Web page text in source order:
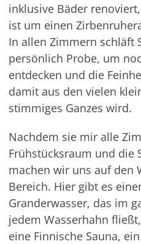
inklusive Bäder
ist um einen
In allen Zimmern schläft
persönlich Probe, um
entdecken und die
damit aus den vielen
stimmiges Ganzes wird.
Nachdem sie mir alle
Frühstücksraum und die
machen wir uns auf den
Bereich. Hier gibt es
Granderwasser, das im
jedem Wasserhahn
eine FinnischeSauna,